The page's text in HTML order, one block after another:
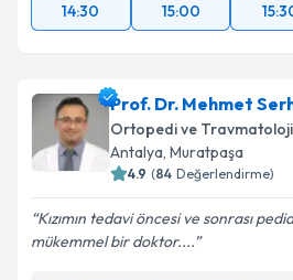
14:30
15:00
Prof. Dr. Mehmet
Ortopedi ve Travmatoloji
Antalya, Muratpaşa
4.9 (84 Değerlendirme)
Kızımın tedavi öncesi ve sonrası
mükemmel bir doktor....